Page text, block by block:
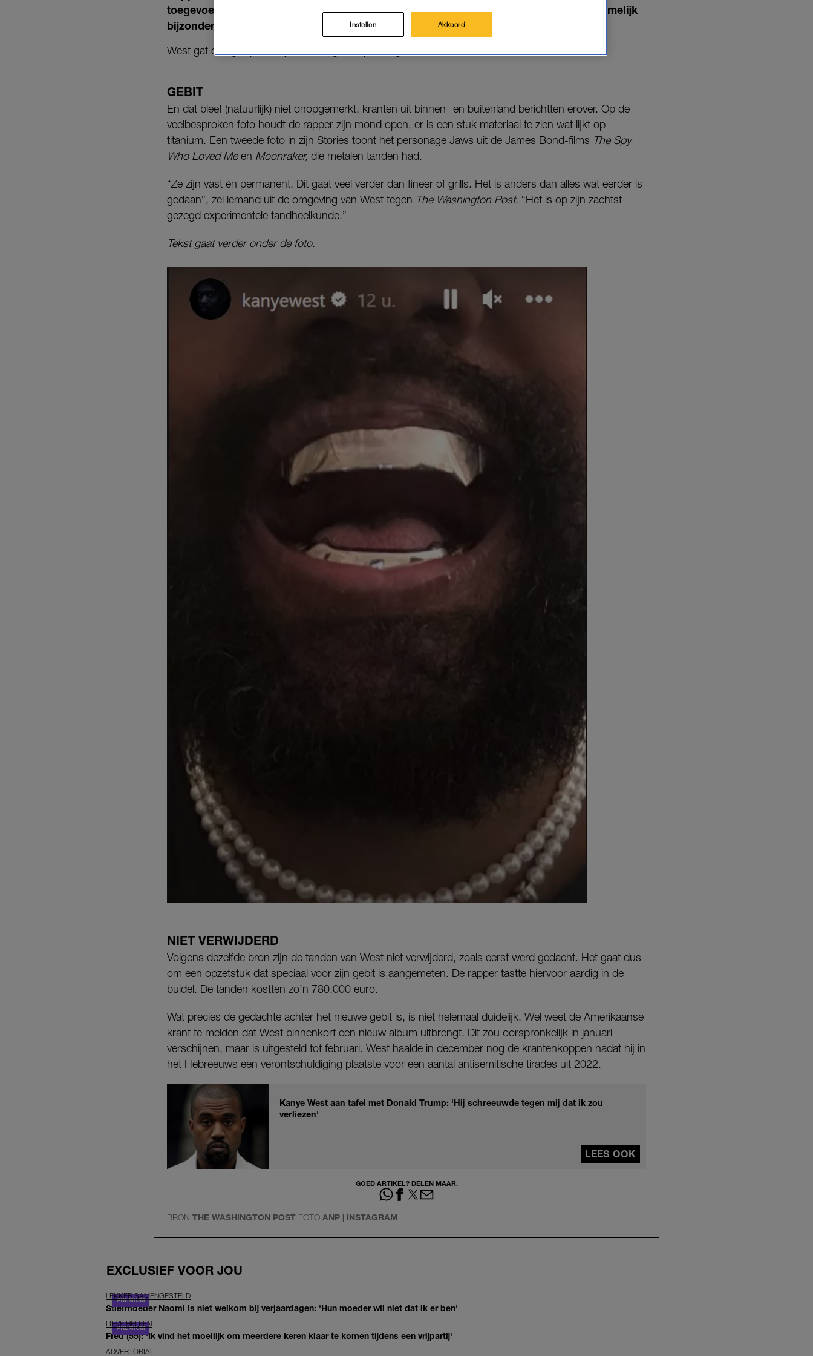
toegevoegd. De Amerikaanse pers is in rep en roer en dat is niet zo gek, het ziet er namelijk
bijzonder (oncomfortabel) uit.
West gaf een glimp van zijn nieuwe gebit op Instagram.
GEBIT
En dat bleef (natuurlijk) niet onopgemerkt, kranten uit binnen- en buitenland berichtten erover. Op de
veelbesproken foto houdt de rapper zijn mond open, er is een stuk materiaal te zien wat lijkt op
titanium. Een tweede foto in zijn Stories toont het personage Jaws uit de James Bond-films The Spy
Who Loved Meen Moonraker, die metalen tanden had.
“Ze zijn vast én permanent. Dit gaat veel verder dan fineer of grills. Het is anders dan alles wat eerder is
gedaan”, zei iemand uit de omgeving van West tegen The Washington Post. “Het is op zijn zachtst
gezegd experimentele tandheelkunde.”
Tekst gaat verder onder de foto.
NIET VERWIJDERD
Volgens dezelfde bron zijn de tanden van West niet verwijderd, zoals eerst werd gedacht. Het gaat dus
om een opzetstuk dat speciaal voor zijn gebit is aangemeten. De rapper tastte hiervoor aardig in de
buidel. De tanden kostten zo’n 780.000 euro.
Wat precies de gedachte achter het nieuwe gebit is, is niet helemaal duidelijk. Wel weet de Amerikaanse
krant te melden dat West binnenkort een nieuw album uitbrengt. Dit zou oorspronkelijk in januari
verschijnen, maar is uitgesteld tot februari. West haalde in december nog de krantenkoppen nadat hij in
het Hebreeuws een verontschuldiging plaatste voor een aantal antisemitische tirades uit 2022.
Kanye West aan tafel met Donald Trump: 'Hij schreeuwde tegen mij dat ik zou
verliezen'
LEES OOK
GOED ARTIKEL? DELEN MAAR.
BRON THE WASHINGTON POST FOTO ANP | INSTAGRAM
EXCLUSIEF VOOR JOU
LEKKER SAMENGESTELD
Stiefmoeder Naomi is niet welkom bij verjaardagen: 'Hun moeder wil niet dat ik er ben'
LIEVE HELEEN
Fred (55): 'Ik vind het moeilijk om meerdere keren klaar te komen tijdens een vrijpartij'
ADVERTORIAL
Instellen Akkoord